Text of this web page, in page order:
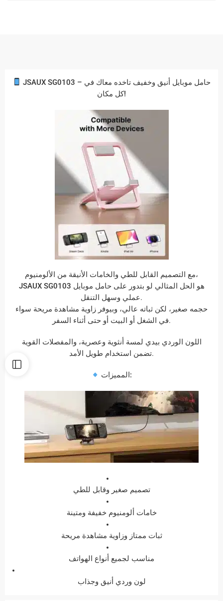
JSAUX SG0103 – حامل موبايل أنيق وخفيف تاخده معاك في
كل مكان!
مع التصميم القابل للطي والخامات الأنيقة من الألومنيوم،
JSAUX SG0103
عملي وسهل التنقل.
حجمه صغير، لكن ثباته عالي، وبيوفر زاوية مشاهدة مريحة سواء
في الشغل أو البيت أو حتى أثناء السفر.
اللون الوردي بيدي لمسة أنثوية وعصرية، والمفصلات القوية
تضمن استخدام طويل الأمد.
المميزات:
تصميم صغير وقابل للطي
خامات ألومنيوم خفيفة ومتينة
ثبات ممتاز وزاوية مشاهدة مريحة
مناسب لجميع أنواع الهواتف
لون وردي أنيق وجذاب